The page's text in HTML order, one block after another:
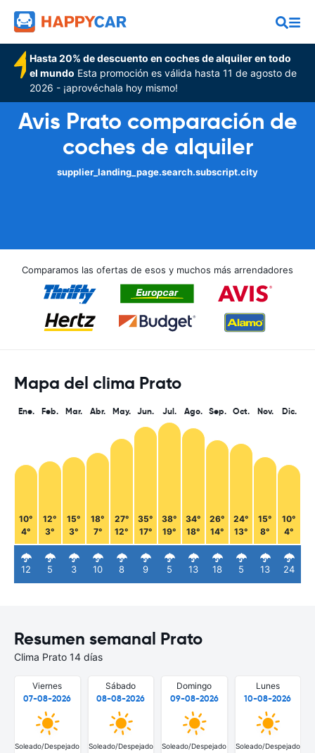
Hasta 20% de descuento en coches de alquiler en todo
el mundo Esta promoción es válida hasta 11 de agosto de
2026 - ¡aprovéchala hoy mismo!
Avis Prato comparación de
coches de alquiler
supplier_landing_page.search.subscript.city
Comparamos las ofertas de esos y muchos más arrendadores
Mapa del clima Prato
Ene.
10°
4°
12
Feb.
12°
3°
5
Mar.
15°
3°
3
Abr.
18°
7°
10
May.
27°
12°
8
Jun.
35°
17°
9
Jul.
38°
19°
5
Ago.
34°
18°
13
Sep.
26°
14°
18
Oct.
24°
13°
5
Nov.
15°
8°
13
Dic.
10°
4°
24
Resumen semanal Prato
Clima Prato 14 días
Viernes
07-08-2026
Soleado/Despejado
Sábado
08-08-2026
Soleado/Despejado
Domingo
09-08-2026
Soleado/Despejado
Lunes
10-08-2026
Soleado/Despejado